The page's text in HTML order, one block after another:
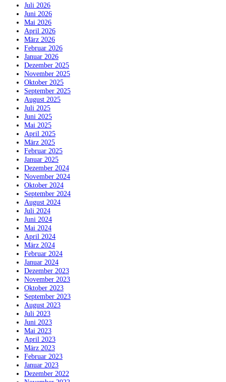
Juli 2026
Juni 2026
Mai 2026
April 2026
März 2026
Februar 2026
Januar 2026
Dezember 2025
November 2025
Oktober 2025
September 2025
August 2025
Juli 2025
Juni 2025
Mai 2025
April 2025
März 2025
Februar 2025
Januar 2025
Dezember 2024
November 2024
Oktober 2024
September 2024
August 2024
Juli 2024
Juni 2024
Mai 2024
April 2024
März 2024
Februar 2024
Januar 2024
Dezember 2023
November 2023
Oktober 2023
September 2023
August 2023
Juli 2023
Juni 2023
Mai 2023
April 2023
März 2023
Februar 2023
Januar 2023
Dezember 2022